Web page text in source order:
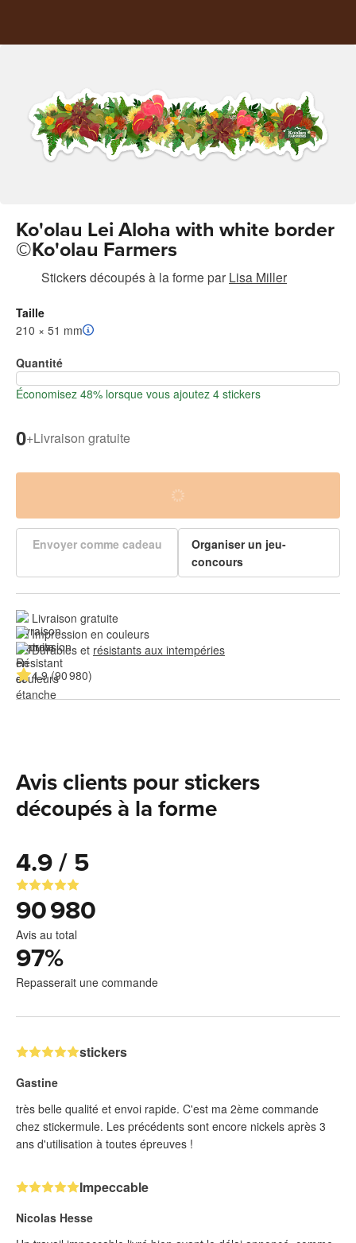
Ko'olau Lei Aloha with white border
©Ko'olau Farmers
Stickers découpés à la forme par Lisa Miller
Taille
210 × 51 mm
Quantité
Économisez 48% lorsque vous ajoutez 4 stickers
0+Livraison gratuite
Envoyer comme cadeau
Organiser un jeu-
concours
Livraison gratuite
Impression en couleurs
Durables et résistants aux intempéries
4.9 (90 980)
Avis clients pour stickers
découpés à la forme
4.9 / 5
90 980
Avis au total
97%
Repasserait une commande
stickers
Gastine
très belle qualité et envoi rapide. C'est ma 2ème commande
chez stickermule. Les précédents sont encore nickels après 3
ans d'utilisation à toutes épreuves !
Impeccable
Nicolas Hesse